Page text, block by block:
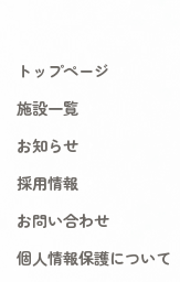
トップページ
施設一覧
お知らせ
採用情報
お問い合わせ
個人情報保護について